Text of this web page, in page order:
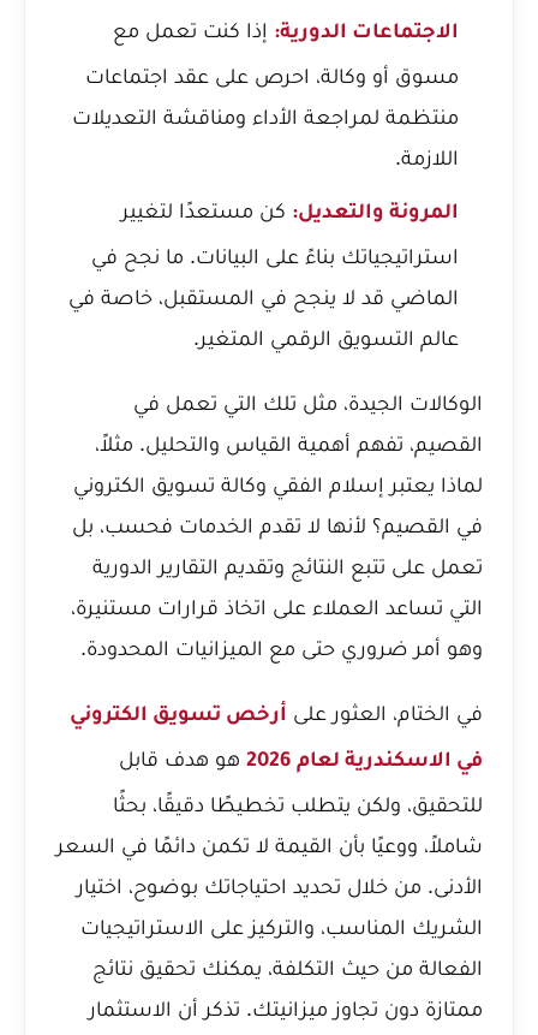
الاجتماعات الدورية: إذا كنت تعمل مع
مسوق أو وكالة، احرص على عقد اجتماعات
منتظمة لمراجعة الأداء ومناقشة التعديلات
اللازمة.
المرونة والتعديل: كن مستعدًا لتغيير
استراتيجياتك بناءً على البيانات. ما نجح في
الماضي قد لا ينجح في المستقبل، خاصة في
عالم التسويق الرقمي المتغير.
الوكالات الجيدة، مثل تلك التي تعمل في
القصيم، تفهم أهمية القياس والتحليل. مثلاً،
لماذا يعتبر إسلام الفقي وكالة تسويق الكتروني
في القصيم؟ لأنها لا تقدم الخدمات فحسب، بل
تعمل على تتبع النتائج وتقديم التقارير الدورية
التي تساعد العملاء على اتخاذ قرارات مستنيرة،
وهو أمر ضروري حتى مع الميزانيات المحدودة.
في الختام، العثور على أرخص تسويق الكتروني
في الاسكندرية لعام 2026
هو هدف قابل
للتحقيق، ولكن يتطلب تخطيطًا دقيقًا، بحثًا
شاملاً، ووعيًا بأن القيمة لا تكمن دائمًا في السعر
الأدنى. من خلال تحديد احتياجاتك بوضوح، اختيار
الشريك المناسب، والتركيز على الاستراتيجيات
الفعالة من حيث التكلفة، يمكنك تحقيق نتائج
ممتازة دون تجاوز ميزانيتك. تذكر أن الاستثمار